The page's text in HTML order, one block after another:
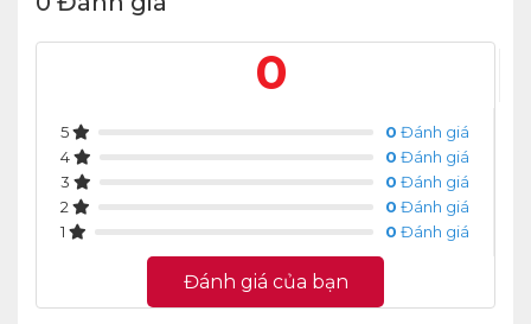
0
5 0 Đánh giá
4
0 Đánh giá
3
0 Đánh giá
2
0 Đánh giá
1
0 Đánh giá
Đánh giá của bạn